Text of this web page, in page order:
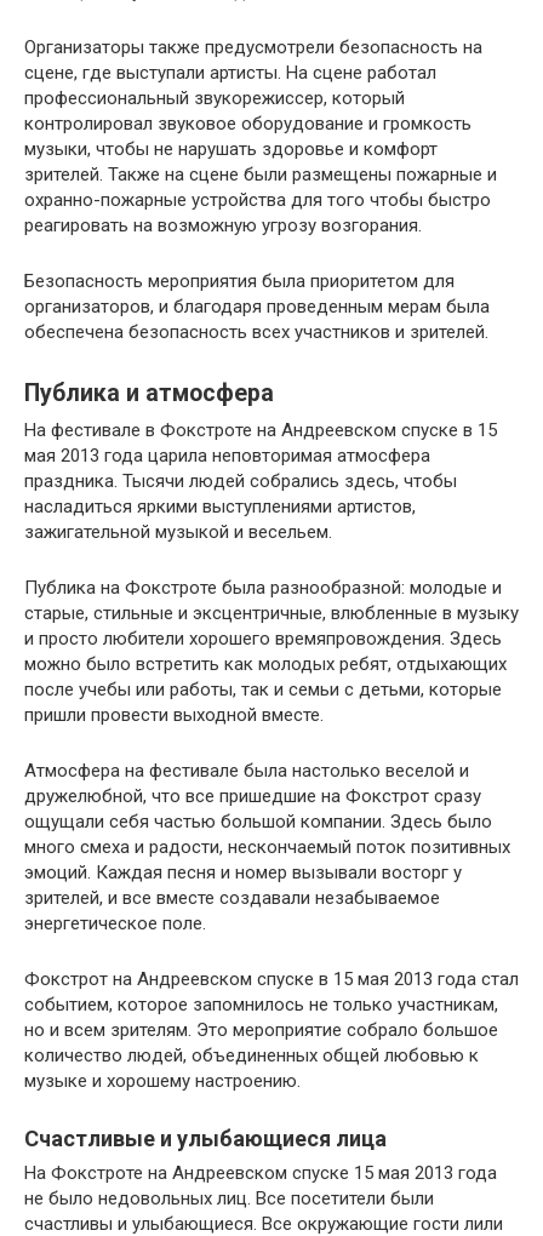
Организаторы также предусмотрели безопасность на
сцене, где выступали артисты. На сцене работал
профессиональный звукорежиссер, который
контролировал звуковое оборудование и громкость
музыки, чтобы не нарушать здоровье и комфорт
зрителей. Также на сцене были размещены пожарные и
охранно-пожарные устройства для того чтобы быстро
реагировать на возможную угрозу возгорания.
Безопасность мероприятия была приоритетом для
организаторов, и благодаря проведенным мерам была
обеспечена безопасность всех участников и зрителей.
Публика и атмосфера
На фестивале в Фокстроте на Андреевском спуске в 15
мая 2013 года царила неповторимая атмосфера
праздника. Тысячи людей собрались здесь, чтобы
насладиться яркими выступлениями артистов,
зажигательной музыкой и весельем.
Публика на Фокстроте была разнообразной: молодые и
старые, стильные и эксцентричные, влюбленные в музыку
и просто любители хорошего времяпровождения. Здесь
можно было встретить как молодых ребят, отдыхающих
после учебы или работы, так и семьи с детьми, которые
пришли провести выходной вместе.
Атмосфера на фестивале была настолько веселой и
дружелюбной, что все пришедшие на Фокстрот сразу
ощущали себя частью большой компании. Здесь было
много смеха и радости, нескончаемый поток позитивных
эмоций. Каждая песня и номер вызывали восторг у
зрителей, и все вместе создавали незабываемое
энергетическое поле.
Фокстрот на Андреевском спуске в 15 мая 2013 года стал
событием, которое запомнилось не только участникам,
но и всем зрителям. Это мероприятие собрало большое
количество людей, объединенных общей любовью к
музыке и хорошему настроению.
Счастливые и улыбающиеся лица
На Фокстроте на Андреевском спуске 15 мая 2013 года
не было недовольных лиц. Все посетители были
счастливы и улыбающиеся. Все окружающие гости лили